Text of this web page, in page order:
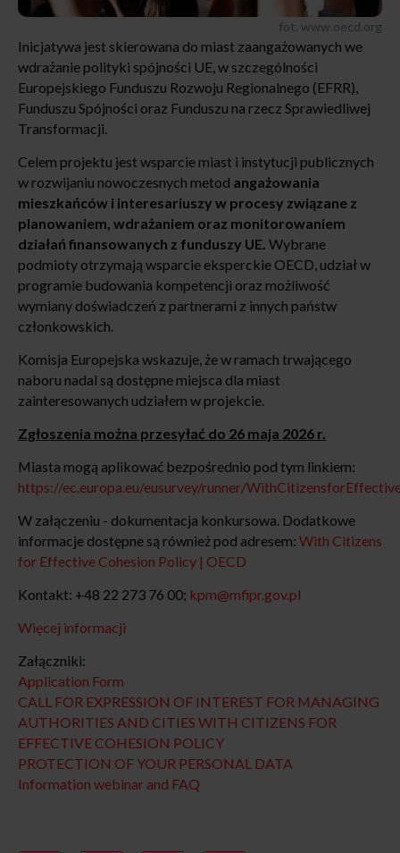
fot. www.oecd.org
Inicjatywa jest skierowana do miast zaangażowanych we
wdrażanie polityki spójności UE, w szczególności
Europejskiego Funduszu Rozwoju Regionalnego (EFRR),
Funduszu Spójności oraz Funduszu na rzecz Sprawiedliwej
Transformacji.
Celem projektu jest wsparcie miast i instytucji publicznych
w rozwijaniu nowoczesnych metod angażowania
mieszkańców i interesariuszy w procesy związane z
planowaniem, wdrażaniem oraz monitorowaniem
działań finansowanych z funduszy UE. Wybrane
podmioty otrzymają wsparcie eksperckie OECD, udział w
programie budowania kompetencji oraz możliwość
wymiany doświadczeń z partnerami z innych państw
członkowskich.
Komisja Europejska wskazuje, że w ramach trwającego
naboru nadal są dostępne miejsca dla miast
zainteresowanych udziałem w projekcie.
Zgłoszenia można przesyłać do 26 maja 2026 r.
Miasta mogą aplikować bezpośrednio pod tym linkiem:
https://ec.europa.eu/eusurvey/runner/
W załączeniu - dokumentacja konkursowa. Dodatkowe
informacje dostępne są również pod adresem: With Citizens
for Effective Cohesion Policy | OECD
Kontakt: +48 22 273 76 00; kpm@mfipr.gov.pl
Więcej informacji
Załączniki:
Application Form
CALL FOR EXPRESSION OF INTEREST FOR MANAGING
AUTHORITIES AND CITIES WITH CITIZENS FOR
EFFECTIVE COHESION POLICY
PROTECTION OF YOUR PERSONAL DATA
Information webinar and FAQ